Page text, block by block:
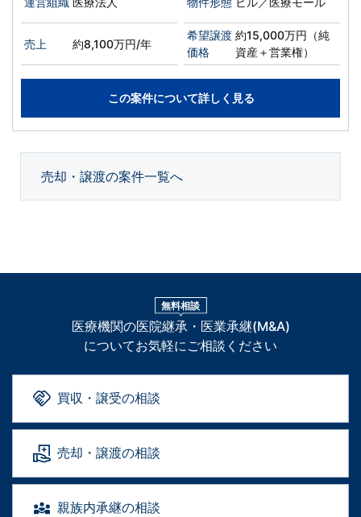
売上 約8,100万円/年
希望譲渡
価格
約15,000万円（純
資産＋営業権）
この案件について詳しく見る
売却・譲渡の案件一覧へ
無料相談
医療機関の医院継承・医業承継(M&A)
についてお気軽にご相談ください
買収・譲受の相談
売却・譲渡の相談
親族内承継の相談